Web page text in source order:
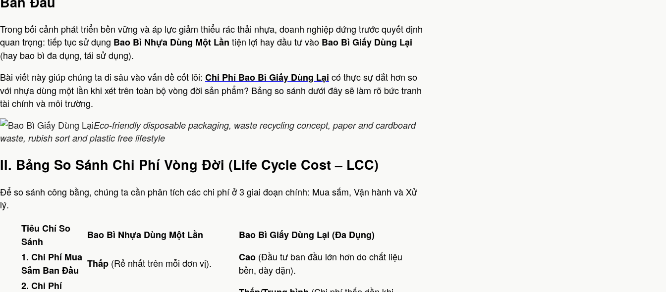
Trong bối cảnh phát triển bền vững và áp lực giảm thiểu rác thải nhựa, doanh nghiệp đứng trước quyết định
quan trọng: tiếp tục sử dụng Bao Bì Nhựa Dùng Một Lần tiện lợi hay đầu tư vào Bao Bì Giấy Dùng Lại
(hay bao bì đa dụng, tái sử dụng).
Bài viết này giúp chúng ta đi sâu vào vấn đề cốt lõi: Chi Phí Bao Bì Giấy Dùng Lại có thực sự đắt hơn so
với nhựa dùng một lần khi xét trên toàn bộ vòng đời sản phẩm? Bảng so sánh dưới đây sẽ làm rõ bức tranh
tài chính và môi trường.
Eco-friendly disposable packaging, waste recycling concept, paper and cardboard
waste, rubish sort and plastic free lifestyle
II. Bảng So Sánh Chi Phí Vòng Đời (Life Cycle Cost – LCC)
Để so sánh công bằng, chúng ta cần phân tích các chi phí ở 3 giai đoạn chính: Mua sắm, Vận hành và Xử
lý.
Tiêu Chí So
Sánh
Bao Bì Nhựa Dùng Một Lần
Bao Bì Giấy Dùng Lại (Đa Dụng)
1. Chi Phí Mua
Sắm Ban Đầu
Thấp (Rẻ nhất trên mỗi đơn vị). Cao (Đầu tư ban đầu lớn hơn do chất liệu
bền, dày dặn).
2. Chi Phí